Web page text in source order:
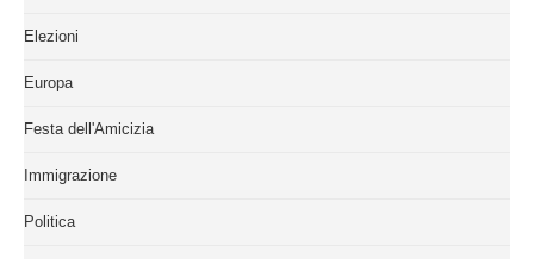
Elezioni
Europa
Festa dell'Amicizia
Immigrazione
Politica